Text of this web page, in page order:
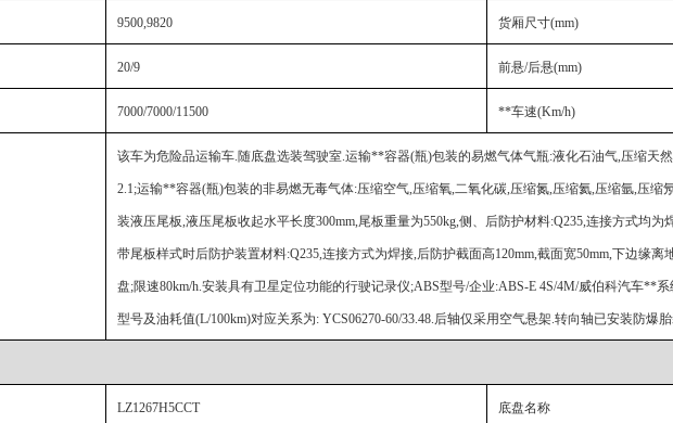
9500,9820 货厢尺寸(mm)
20/9 前悬/后悬(mm)
7000/7000/11500 **车速(Km/h)
该车为危险品运输车.随底盘选装驾驶室.运输**容器(瓶)包装的易燃气体气瓶:液化石油气,压缩天
2.1;运输**容器(瓶)包装的非易燃无毒气体:压缩空气,压缩氧,二氧化碳,压缩氮,压缩氦,压缩氩,压
装液压尾板,液压尾板收起水平长度300mm,尾板重量为550kg,侧、后防护材料:Q235,连接方式均
带尾板样式时后防护装置材料:Q235,连接方式为焊接,后防护截面高120mm,截面宽50mm,下边缘
盘;限速80km/h.安装具有卫星定位功能的行驶记录仪;ABS型号/企业:ABS-E 4S/4M/威伯科汽车
型号及油耗值(L/100km)对应关系为: YCS06270-60/33.48.后轴仅采用空气悬架.转向轴已安装防爆
LZ1267H5CCT 底盘名称